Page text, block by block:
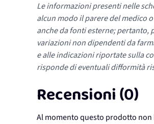
Le informazioni presenti nelle
alcun modo il parere del medico
anche da fonti esterne;
variazioni non dipendenti da
e alle indicazioni riportate sulla
risponde di eventuali difformità
Recensioni (0)
Al momento questo prodotto non